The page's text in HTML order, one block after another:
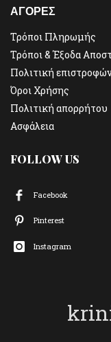
ΑΓΟΡΕΣ
Τρόποι Πληρωμής
Τρόποι & Έξοδα
Πολιτική
Όροι Χρήσης
Πολιτική απορρήτου
Ασφάλεια
FOLLOW US
Facebook
Pinterest
Instagram